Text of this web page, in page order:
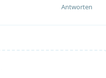
Antworten